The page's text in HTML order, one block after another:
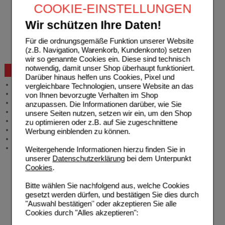
COOKIE-EINSTELLUNGEN
Wir schützen Ihre Daten!
Für die ordnungsgemäße Funktion unserer Website
(z.B. Navigation, Warenkorb, Kundenkonto) setzen
wir so genannte Cookies ein. Diese sind technisch
notwendig, damit unser Shop überhaupt funktioniert.
Darüber hinaus helfen uns Cookies, Pixel und
vergleichbare Technologien, unsere Website an das
von Ihnen bevorzugte Verhalten im Shop
anzupassen. Die Informationen darüber, wie Sie
unsere Seiten nutzen, setzen wir ein, um den Shop
zu optimieren oder z.B. auf Sie zugeschnittene
Werbung einblenden zu können.
Weitergehende Informationen hierzu finden Sie in
unserer Datenschutzerklärungbei dem Unterpunkt
Cookies.
Bitte wählen Sie nachfolgend aus, welche Cookies
gesetzt werden dürfen, und bestätigen Sie dies durch
"Auswahl bestätigen" oder akzeptieren Sie alle
Cookies durch "Alles akzeptieren":
Freiumschläge downloaden
Reklamation
Problembehebung
Bestellschein
Beratung und Service
Allgemeine Information
Produktberatung
Meldung Arzneimittelrisiken
Zuzahlungsfreie Arzneien
Angebote & Downloads
Newsletter
Stellenangebote